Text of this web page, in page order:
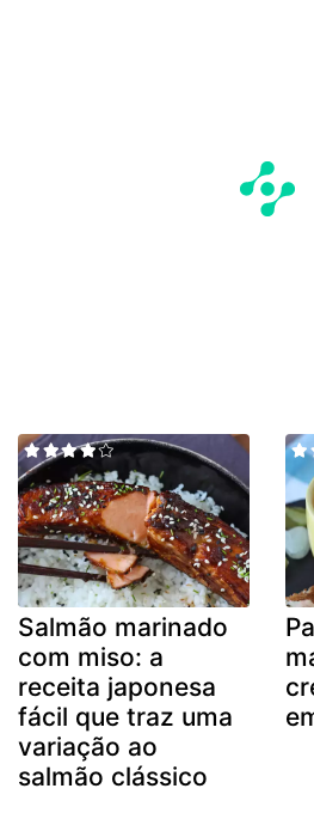
Salmão marinado
com miso: a
receita japonesa
fácil que traz uma
variação ao
salmão clássico